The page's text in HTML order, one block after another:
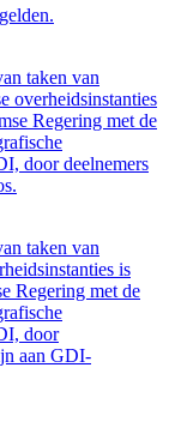
taken van
overheidsinstanties
Regering met de
door deelnemers
taken van
is
Regering met de
door
aan GDI-